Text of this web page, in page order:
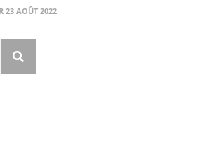
23 AOÛT 2022